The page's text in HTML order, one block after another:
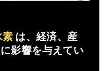
素 は、経済、産
影響を与えてい